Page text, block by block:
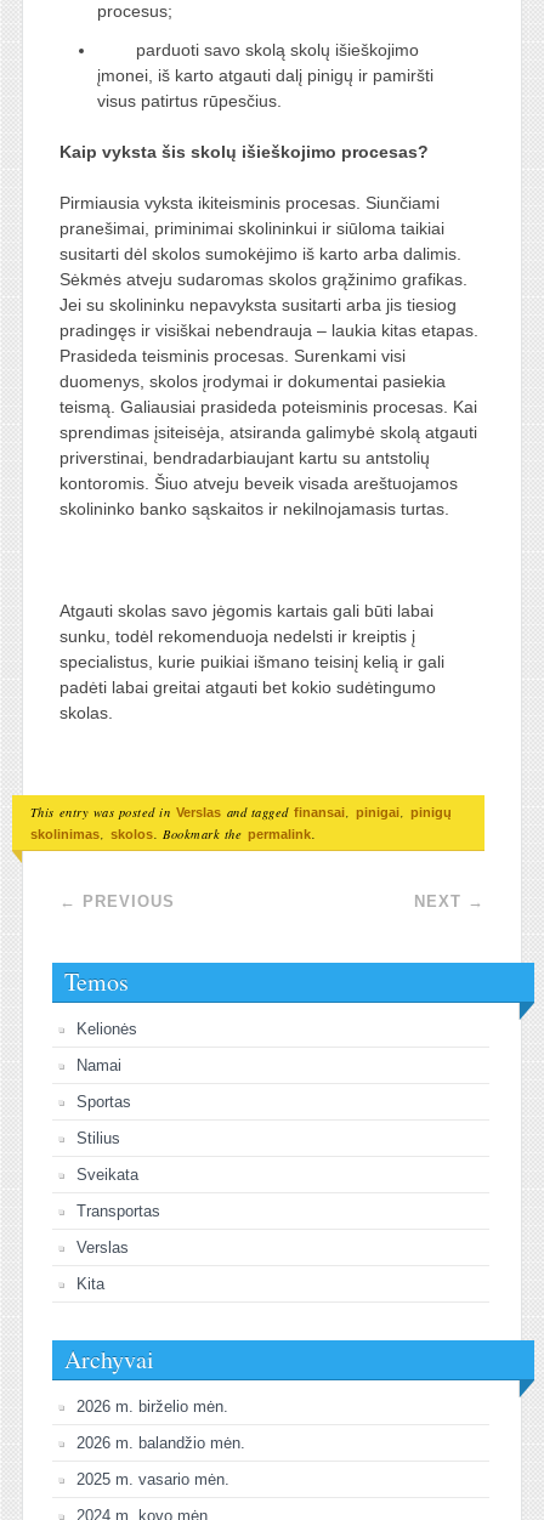
procesus;
parduoti savo skolą skolų išieškojimo
įmonei, iš karto atgauti dalį pinigų ir pamiršti
visus patirtus rūpesčius.
Kaip vyksta šis skolų išieškojimo procesas?
Pirmiausia vyksta ikiteisminis procesas. Siunčiami
pranešimai, priminimai skolininkui ir siūloma taikiai
susitarti dėl skolos sumokėjimo iš karto arba dalimis.
Sėkmės atveju sudaromas skolos grąžinimo grafikas.
Jei su skolininku nepavyksta susitarti arba jis tiesiog
pradingęs ir visiškai nebendrauja – laukia kitas etapas.
Prasideda teisminis procesas. Surenkami visi
duomenys, skolos įrodymai ir dokumentai pasiekia
teismą. Galiausiai prasideda poteisminis procesas. Kai
sprendimas įsiteisėja, atsiranda galimybė skolą atgauti
priverstinai, bendradarbiaujant kartu su antstolių
kontoromis. Šiuo atveju beveik visada areštuojamos
skolininko banko sąskaitos ir nekilnojamasis turtas.
Atgauti skolas savo jėgomis kartais gali būti labai
sunku, todėl rekomenduoja nedelsti ir kreiptis į
specialistus, kurie puikiai išmano teisinį kelią ir gali
padėti labai greitai atgauti bet kokio sudėtingumo
skolas.
This entry was posted in Verslas and tagged finansai, pinigai, pinigų
skolinimas, skolos. Bookmark the permalink.
Post navigation
← PREVIOUS NEXT →
Temos
Kelionės
Namai
Sportas
Stilius
Sveikata
Transportas
Verslas
Kita
Archyvai
2026 m. birželio mėn.
2026 m. balandžio mėn.
2025 m. vasario mėn.
2024 m. kovo mėn.